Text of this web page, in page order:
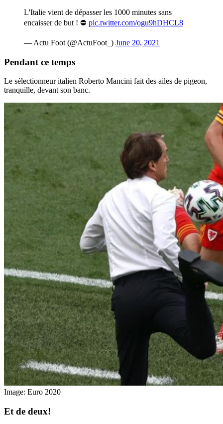
L'Italie vient de dépasser les 1000 minutes sans
encaisser de but ! ⛔️ pic.twitter.com/ogu9hDHCL8
— Actu Foot (@ActuFoot_) June 20, 2021
Pendant ce temps
Le sélectionneur italien Roberto Mancini fait des ailes de pigeon,
tranquille, devant son banc.
Image: Euro 2020
Et de deux!